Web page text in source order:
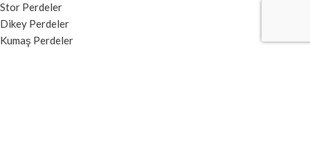
Stor Perdeler
Dikey Perdeler
Kumaş Perdeler